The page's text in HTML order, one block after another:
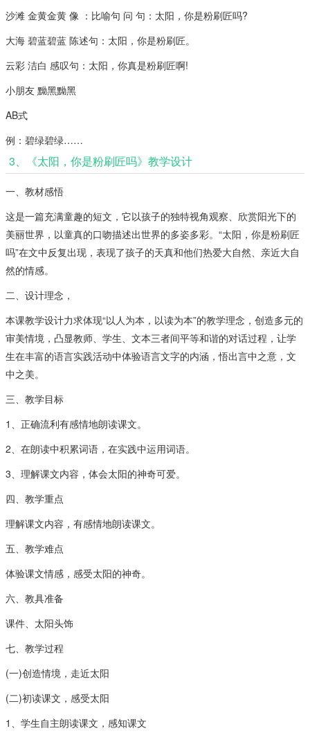
沙滩 金黄金黄 像 ：比喻句 问 句：太阳，你是粉刷匠吗?
大海 碧蓝碧蓝 陈述句：太阳，你是粉刷匠。
云彩 洁白 感叹句：太阳，你真是粉刷匠啊!
小朋友 黝黑黝黑
AB式
例：碧绿碧绿……
3、《太阳，你是粉刷匠吗》教学设计
一、教材感悟
这是一篇充满童趣的短文，它以孩子的独特视角观察、欣赏阳光下的
美丽世界，以童真的口吻描述出世界的多姿多彩。“太阳，你是粉刷匠
吗”在文中反复出现，表现了孩子的天真和他们热爱大自然、亲近大自
然的情感。
二、设计理念，
本课教学设计力求体现“以人为本，以读为本”的教学理念，创造多元的
审美情境，凸显教师、学生、文本三者间平等和谐的对话过程，让学
生在丰富的语言实践活动中体验语言文字的内涵，悟出言中之意，文
中之美。
三、教学目标
1、正确流利有感情地朗读课文。
2、在朗读中积累词语，在实践中运用词语。
3、理解课文内容，体会太阳的神奇可爱。
四、教学重点
理解课文内容，有感情地朗读课文。
五、教学难点
体验课文情感，感受太阳的神奇。
六、教具准备
课件、太阳头饰
七、教学过程
(一)创造情境，走近太阳
(二)初读课文，感受太阳
1、学生自主朗读课文，感知课文